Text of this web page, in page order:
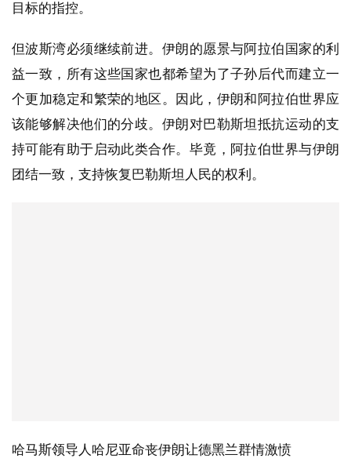
目标的指控。
但波斯湾必须继续前进。伊朗的愿景与阿拉伯国家的利
益一致，所有这些国家也都希望为了子孙后代而建立一
个更加稳定和繁荣的地区。因此，伊朗和阿拉伯世界应
该能够解决他们的分歧。伊朗对巴勒斯坦抵抗运动的支
持可能有助于启动此类合作。毕竟，阿拉伯世界与伊朗
团结一致，支持恢复巴勒斯坦人民的权利。
哈马斯领导人哈尼亚命丧伊朗让德黑兰群情激愤